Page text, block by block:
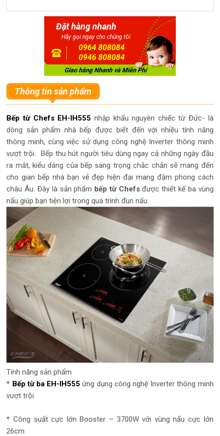
Đặt hàng nhanh
Hãy gọi ngay cho chúng tôi
0964 808084
0946 808084
Thông tin sản phẩm
Bếp từ Chefs EH-IH555 nhập khẩu nguyên chiếc từ Đức- là
dòng sản phẩm nhà bếp được biết đến với nhiều tính năng
thông minh, cùng việc sử dụng công nghệ Inverter thông minh
vượt trội. Bếp thu hút người tiêu dùng ngay cả những ngày đầu
ra mắt, kiểu dáng của bếp sang trọng chắc chắn sẽ mang đến
cho gian bếp nhà bạn vẻ đẹp hiện đại mang đậm phong cách
châu Âu. Đây là sản phẩm bếp từ Chefsđược thiết kế ba vùng
nấu giúp bạn tiện lợi trong quá trình đun nấu.
Tính năng sản phẩm
* Bếp từ ba EH-IH555 ứng dụng công nghệ Inverter thông minh
vượt trội
* Công suất cực lớn Booster – 3700W với vùng nấu cực lớn
26cm